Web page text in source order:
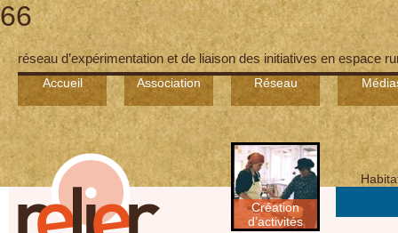
66
réseau d’expérimentation et de liaison des initiatives en espace
Accueil Association Réseau
Création
d’activités